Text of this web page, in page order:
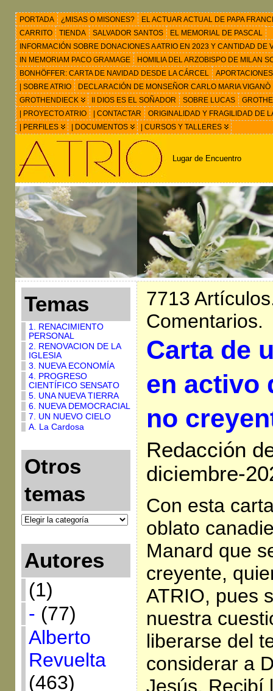
PORTADA ¿MISAS O MISONES?
EL ACTUAR ACTUAL DE PAPA
CARRITO
TIENDA SALVADOR SANTOS
EL MEMORIAL DE PASCAL
INFORMACIÓN SOBRE DONACIONES A ATRIO EN 2023 Y CANTIDAD
IN MEMORIAM PACO GRAMAGE
HOMILIA DEL ARZOBISPO DE MILAN
BONHÖFFER: CARTA DE NAVIDAD DESDE LA CÁRCEL
| SOBRE ATRIO
DECLARACIÓN DE MONSEÑOR CARLO MARIA VIGANÒ
GROTHENDIECK
II DIOS ES EL SOÑADOR SOBRE LUCAS
| PROYECTO ATRIO
| CONTACTAR
ORIGINALIDAD Y FRAGILIDAD DE
| PERFILES
| DOCUMENTOS | CURSOS Y TALLERES
Lugar de Encuentro
Temas
1. RENACIMIENTO
PERSONAL
2. RENOVACION DE LA
IGLESIA
3. NUEVA ECONOMÍA
4. PROGRESO
CIENTÍFICO SENSATO
5. UNA NUEVA TIERRA
6. NUEVA DEMOCRACIAL
7. UN NUEVO CIELO
A. La Cardosa
Otros
temas
Autores
(1)
- (77)
Alberto
Revuelta
(463)
7713
Comentarios.
Carta de
en activo
no
Redacción
diciembre-
Con esta
oblato
Manard que
creyente,
ATRIO, pues
nuestra
liberarse del
considerar a
Jesús. Recibí